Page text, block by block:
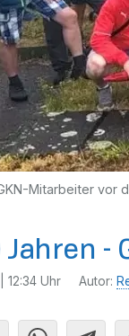
Mitarbeiter vor
-
12:34 Uhr Autor: